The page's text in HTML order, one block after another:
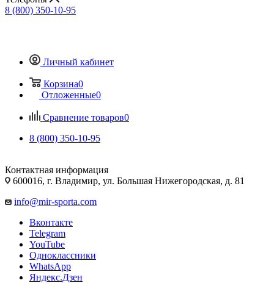
8 (800) 350-10-95
Личный кабинет
Корзина0
Отложенные0
Сравнение товаров0
8 (800) 350-10-95
Контактная информация
600016, г. Владимир, ул. Большая Нижегородская, д. 81
info@mir-sporta.com
Вконтакте
Telegram
YouTube
Одноклассники
WhatsApp
Яндекс.Дзен